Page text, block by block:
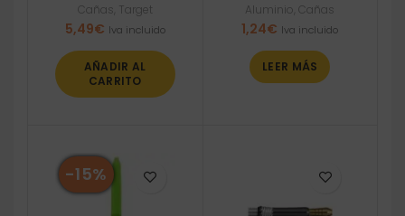
Cañas Target
5,49€ Iva incluido
AÑADIR AL
CARRITO
Aluminio ,Cañas
1,24€ Iva incluido
LEER MÁS
-15%